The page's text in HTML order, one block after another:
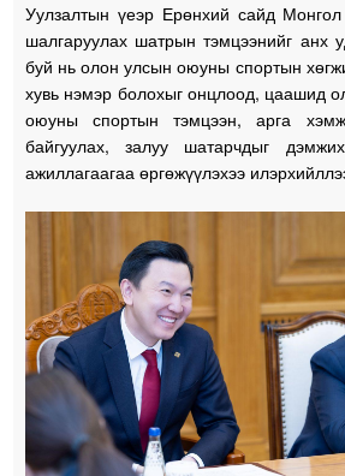
Уулзалтын үеэр Ерөнхий сайд
шалгаруулах шатрын тэмцээнийг анх
буй нь олон улсын оюуны спортын
хувь нэмэр болохыг онцлоод, цаашид
оюуны спортын тэмцээн, арга
байгуулах, залуу шатарчдыг
ажиллагаагаа өргөжүүлэхээ